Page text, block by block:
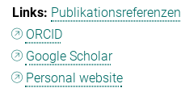
Publikationsreferenzen
ORCID
Google Scholar
Personal website